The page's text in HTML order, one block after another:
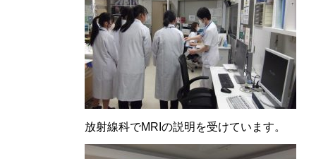
放射線科でMRIの説明を受けています。